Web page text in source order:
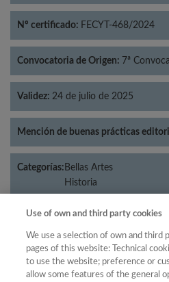
Nº certificado: FECYT-468/2024
Convocatoria de Origen: 7ª
Validez: 24 de julio de 2025
Mención de buenas prácticas
Categorías: Bellas Artes
Historia
Año Filtrar
Use of own and third party cookies
We use a selection of own and third
pages of this website: Technical
to use the website; preference or
allow some features of the general